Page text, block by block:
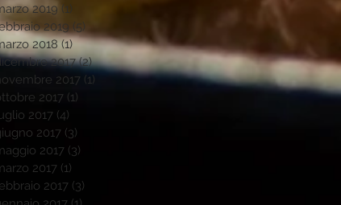
2019 (1)
2019 (5)
2018 (1) 1 post
2017 (2)2 post
2017 (1)
2017 (1)
2017 (4)
2017 (3)
2017 (3)
2017 (1)
2017 (3)